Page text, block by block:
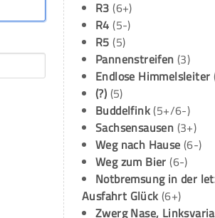
R3 (6+)
R4 (5-)
R5 (5)
Pannenstreifen (3)
Endlose Himmelsleiter
(?) (5)
Buddelfink(5+/6-)
Sachsensausen (3+)
Weg nach Hause (6-)
Weg zum Bier (6-)
Notbremsung in der
Ausfahrt Glück (6+)
Zwerg Nase,